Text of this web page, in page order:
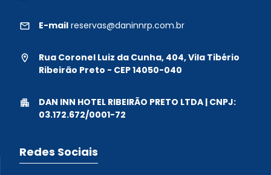
E-mail reservas@daninnrp.com.br
Rua Coronel Luiz da Cunha, 404, Vila Tibério
Ribeirão Preto - CEP 14050-040
DAN INN HOTEL RIBEIRÃO PRETO LTDA | CNPJ:
03.172.672/0001-72
Redes Sociais